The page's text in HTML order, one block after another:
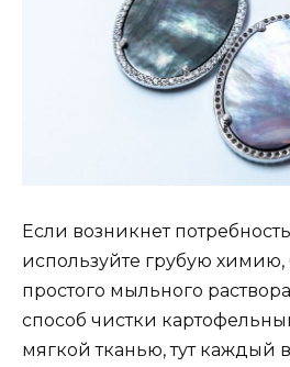
Если возникнет
используйте грубую химию,
простого мыльного
способ чистки
мягкой тканью, тут каждый